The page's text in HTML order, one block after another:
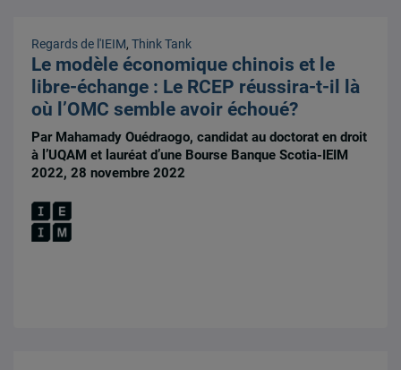
Regards de l'IEIM,Think Tank
Le modèle économique chinois et le
libre-échange : Le RCEP réussira-t-il là
où l’OMC semble avoir échoué?
Par Mahamady Ouédraogo, candidat au doctorat en droit
à l’UQAM et lauréat d’une Bourse Banque Scotia-IEIM
2022, 28 novembre 2022